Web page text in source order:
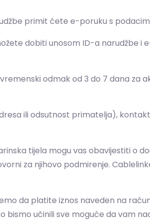
primit ćete e-poruku s
dobiti unosom ID-a narudžbe i
odmak od 3 do 7 dana za
ili odsutnost primatelja),
tijela mogu vas obavijestiti o
za njihovo podmirenje.
da platite iznos naveden na
bismo učinili sve moguće da vam